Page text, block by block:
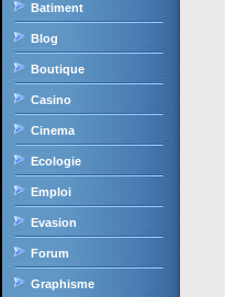
Batiment
Blog
Boutique
Casino
Cinema
Ecologie
Emploi
Evasion
Forum
Graphisme